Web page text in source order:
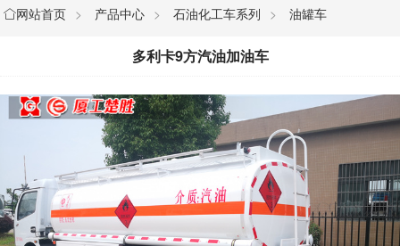
网站首页 > 产品中心 > 石油化工车系列 > 油罐车
多利卡9方汽油加油车